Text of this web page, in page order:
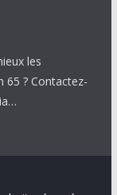
les
65 ? Contactez-